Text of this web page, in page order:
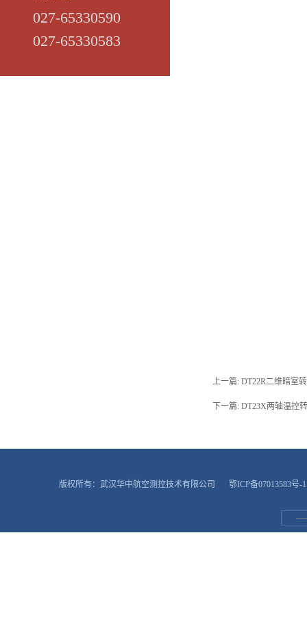
027-65330590
027-65330583
上一篇: DT22R二维暗室
下一篇: DT23X两轴温控
版权所有：武汉华中航空测控技术有限公司 鄂ICP备07013583号-1